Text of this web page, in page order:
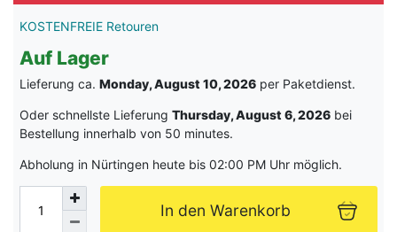
KOSTENFREIE Retouren
Auf Lager
Lieferung ca. Monday, August 10, 2026 per Paketdienst.
Oder schnellste Lieferung Thursday, August 6, 2026 bei
Bestellung innerhalb von 50 minutes.
Abholung in Nürtingen heute bis 02:00 PM Uhr möglich.
In den Warenkorb